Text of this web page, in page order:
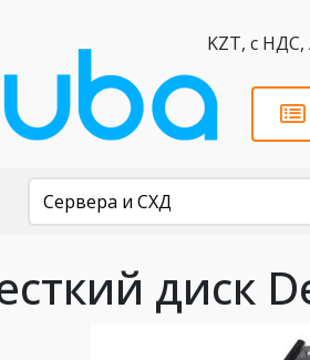
Сервера и СХД
диск